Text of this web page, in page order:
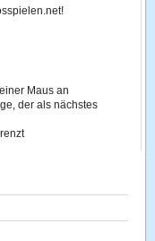
Maus an
der als nächstes